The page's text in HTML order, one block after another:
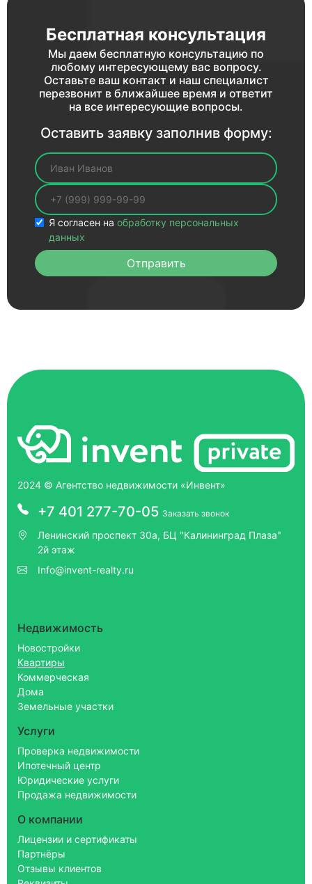
Бесплатная консультация
Мы даем бесплатную консультацию по
любому интересующему вас вопросу.
Оставьте ваш контакт и наш специалист
перезвонит в ближайшее время и ответит
на все интересующие вопросы.
Оставить заявку заполнив форму:
Я согласен на обработку персональных
данных
Отправить
2024 © Агентство недвижимости «Инвент»
+7 401 277-70-05 Заказать звонок
Ленинский проспект 30а, БЦ "Калининград Плаза"
2й этаж
Info@invent-realty.ru
Недвижимость
Новостройки
Квартиры
Коммерческая
Дома
Земельные участки
Услуги
Проверка недвижимости
Ипотечный центр
Юридические услуги
Продажа недвижимости
О компании
Лицензии и сертификаты
Партнёры
Отзывы клиентов